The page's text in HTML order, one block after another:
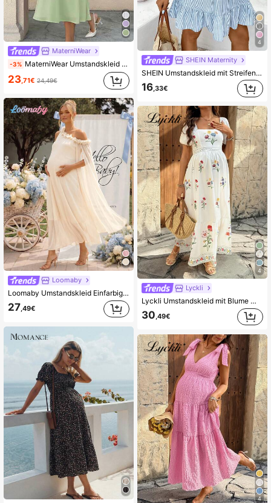
MaterniWear
-3% MaterniWear Umstandskleid Sommer Lässig einfarbig
23,71€ 24,49€
Loomaby
Loomaby Umstandskleid Einfarbig mit Rüschensaum, asymmetrischem Ausschnitt und weitem, eleganten Schnitt
27,49€
4
SHEIN Maternity
SHEIN Umstandskleid mit Streifen, Rüschensaum und ärmelloser Passform, Lässig
16 ,33€
4
Lyckli
Lyckli Umstandskleid mit Blume Muster, quadratischem Ausschnitt, Puffärmeln und Taillenbindung, ideal für Sommerstrand-Urlaub, weißes Blumenkleid, Damen Sommerkleid lang, Maxikleid, Damen Sommerkleid, Damen Blumen-Midikleid, Damen Blumenkleid mit Langarm
30,49€
4